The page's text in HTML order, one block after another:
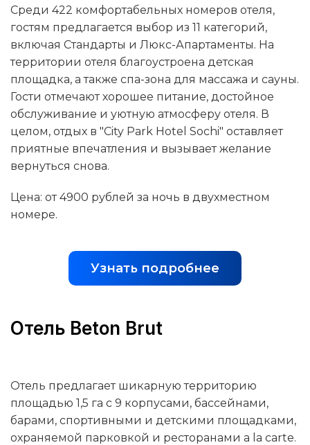
Среди 422 комфортабельных номеров отеля,
гостям предлагается выбор из 11 категорий,
включая Стандарты и Люкс-Апартаменты. На
территории отеля благоустроена детская
площадка, а также спа-зона для массажа и сауны.
Гости отмечают хорошее питание, достойное
обслуживание и уютную атмосферу отеля. В
целом, отдых в "City Park Hotel Sochi" оставляет
приятные впечатления и вызывает желание
вернуться снова.
Цена: от 4900 рублей за ночь в двухместном
номере.
Узнать подробнее
Отель Beton Brut
Отель предлагает шикарную территорию
площадью 1,5 га с 9 корпусами, бассейнами,
барами, спортивными и детскими площадками,
охраняемой парковкой и ресторанами a la carte.